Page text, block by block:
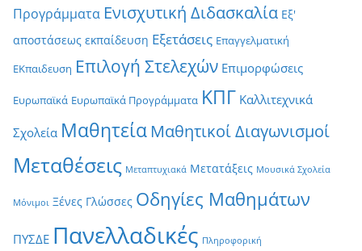
Προγράμματα Ενισχυτική Διδασκαλία Εξ'
αποστάσεως εκπαίδευση Εξετάσεις Επαγγελματική
ΕΚπαιδευση Επιλογή Στελεχών Επιμορφώσεις
Ευρωπαϊκά Ευρωπαϊκά Προγράμματα ΚΠΓ Καλλιτεχνικά
Σχολεία Μαθητεία Μαθητικοί Διαγωνισμοί
Μεταθέσεις Μεταπτυχιακά Μετατάξεις Μουσικά Σχολεία
Μόνιμοι Ξένες Γλώσσες Οδηγίες Μαθημάτων
ΠΥΣΔΕ Πανελλαδικές Πληροφορική